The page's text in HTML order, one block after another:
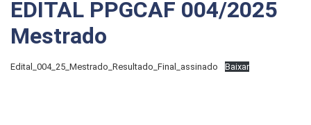
EDITAL PPGCAF 004/2025
Mestrado
Edital_004_25_Mestrado_Resultado_Final_assinado Baixar